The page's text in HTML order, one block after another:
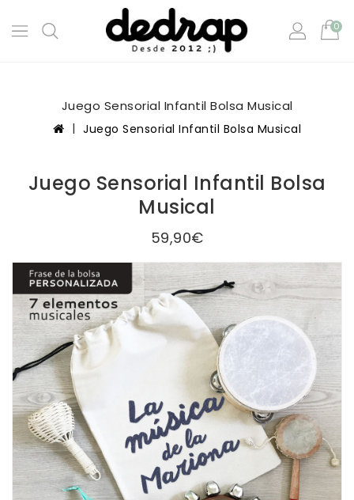
0
Juego Sensorial Infantil Bolsa Musical
Juego Sensorial Infantil Bolsa Musical
Juego Sensorial Infantil Bolsa
Musical
59,90€